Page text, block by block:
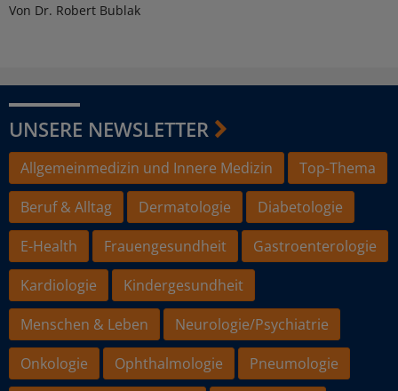
Von Dr. Robert Bublak
UNSERE NEWSLETTER
Allgemeinmedizin und Innere Medizin
Top-Thema
Beruf & Alltag
Dermatologie
Diabetologie
E-Health
Frauengesundheit
Gastroenterologie
Kardiologie
Kindergesundheit
Menschen & Leben
Neurologie/Psychiatrie
Onkologie
Ophthalmologie
Pneumologie